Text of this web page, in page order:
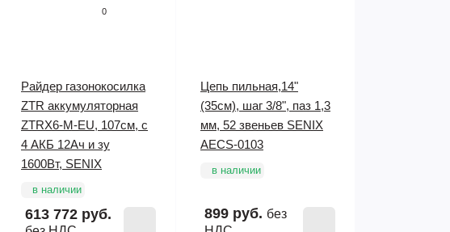
0
Райдер газонокосилка
ZTR аккумуляторная
ZTRX6-M-EU, 107см, с
4 АКБ 12Ач и зу
1600Вт, SENIX
в наличии
613 772 руб.
Цепь пильная,14"
(35см), шаг 3/8", паз 1,3
мм, 52 звеньев SENIX
AECS-0103
в наличии
899 руб. без